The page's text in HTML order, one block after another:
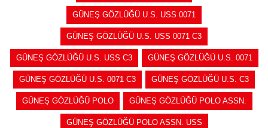
GÜNEŞ GÖZLÜĞÜ U.S. USS 0071
GÜNEŞ GÖZLÜĞÜ U.S. USS 0071 C3
GÜNEŞ GÖZLÜĞÜ U.S. USS C3 GÜNEŞ GÖZLÜĞÜ U.S. 0071
GÜNEŞ GÖZLÜĞÜ U.S. 0071 C3 GÜNEŞ GÖZLÜĞÜ U.S. C3
GÜNEŞ GÖZLÜĞÜ POLO GÜNEŞ GÖZLÜĞÜ POLO ASSN.
GÜNEŞ GÖZLÜĞÜ POLO ASSN. USS